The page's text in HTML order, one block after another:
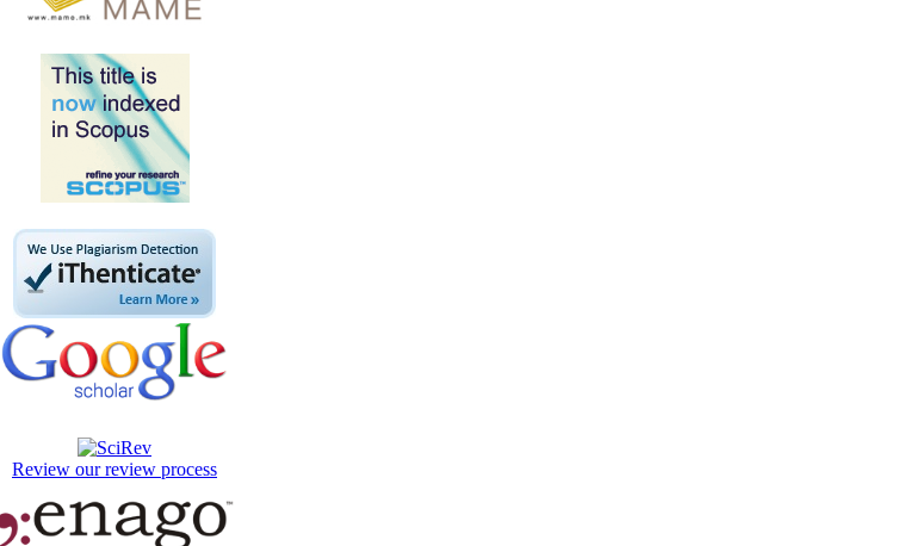
Review our review process